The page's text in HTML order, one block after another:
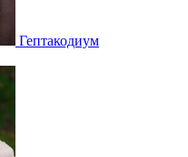
Гептакодиум